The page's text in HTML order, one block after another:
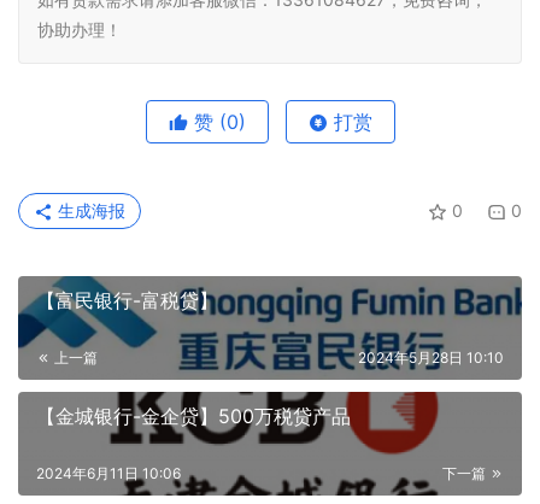
协助办理！
赞 (0) 打赏
0 0
生成海报
【富民银行-富税贷】
上一篇 2024年5月28日 10:10
【金城银行-金企贷】500万税贷产品
下一篇
2024年6月11日 10:06